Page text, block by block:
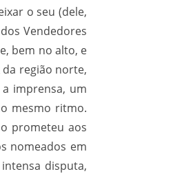
o seu (dele,
Vendedores
bem no alto, e
região norte,
imprensa, um
mesmo ritmo.
prometeu aos
nomeados em
disputa,